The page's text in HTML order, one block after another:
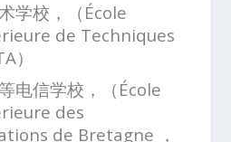
学校，（École
de Techniques
）
电信学校，（École
des
de Bretagne ，